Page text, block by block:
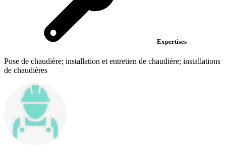
Expertises
Pose de chaudière; installation et entretien de chaudière; installations
de chaudières